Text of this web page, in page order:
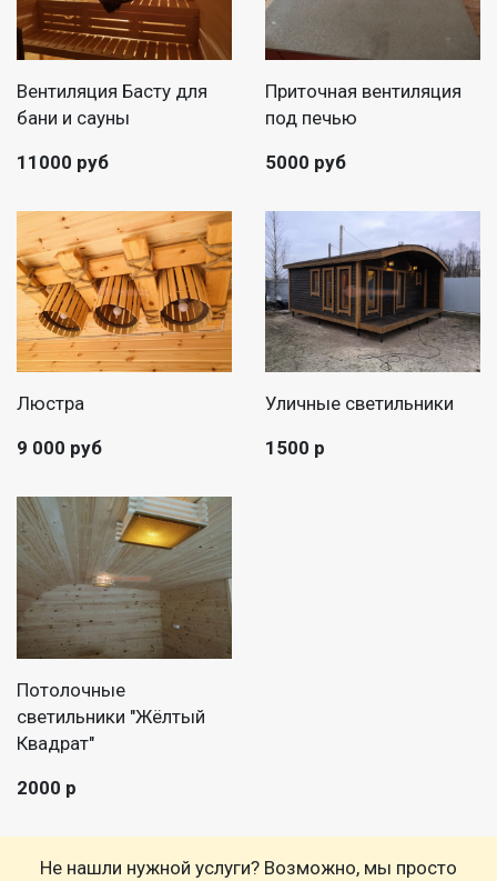
Вентиляция Басту для
бани и сауны
11000 руб
Приточная вентиляция
под печью
5000 руб
Люстра
9 000 руб
Уличные светильники
1500 р
Потолочные
светильники "Жёлтый
Квадрат"
2000 р
Не нашли нужной услуги? Возможно, мы просто